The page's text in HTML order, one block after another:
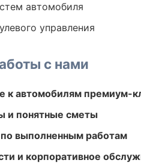
автомобиля
управления
с нами
к автомобилям премиум-
и понятные сметы
выполненным работам
и корпоративное